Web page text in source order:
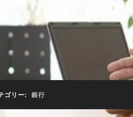
ゴリー: 銀行